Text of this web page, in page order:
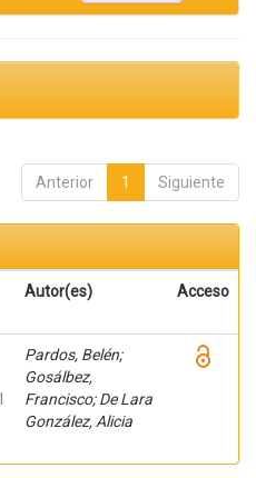
Anterior 1 Siguiente
Autor(es) Acceso
Pardos, Belén;
Gosálbez,
Francisco; De Lara
González, Alicia